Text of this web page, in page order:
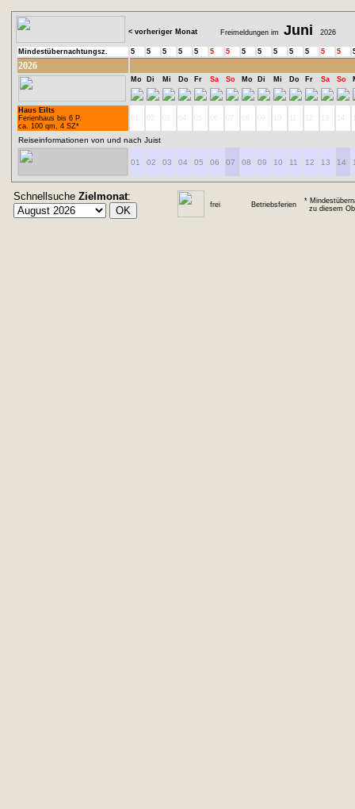
< vorheriger Monat Freimeldungen im Juni 2026
Mindestübernachtungsz. 5 5 5 5 5 5 5 5 5 5 5 5 5 5
2026
Mo Di Mi Do Fr Sa So Mo Di Mi Do Fr Sa So
Haus Eilts
Ferienhaus bis 6 P.
ca. 100 qm, 4 SZ*
Reiseinformationen von und nach Juist
01 02 03 04 05 06 07 08 09 10 11 12 13 14
Schnellsuche Zielmonat:
frei Betriebsferien
*
zu diesem